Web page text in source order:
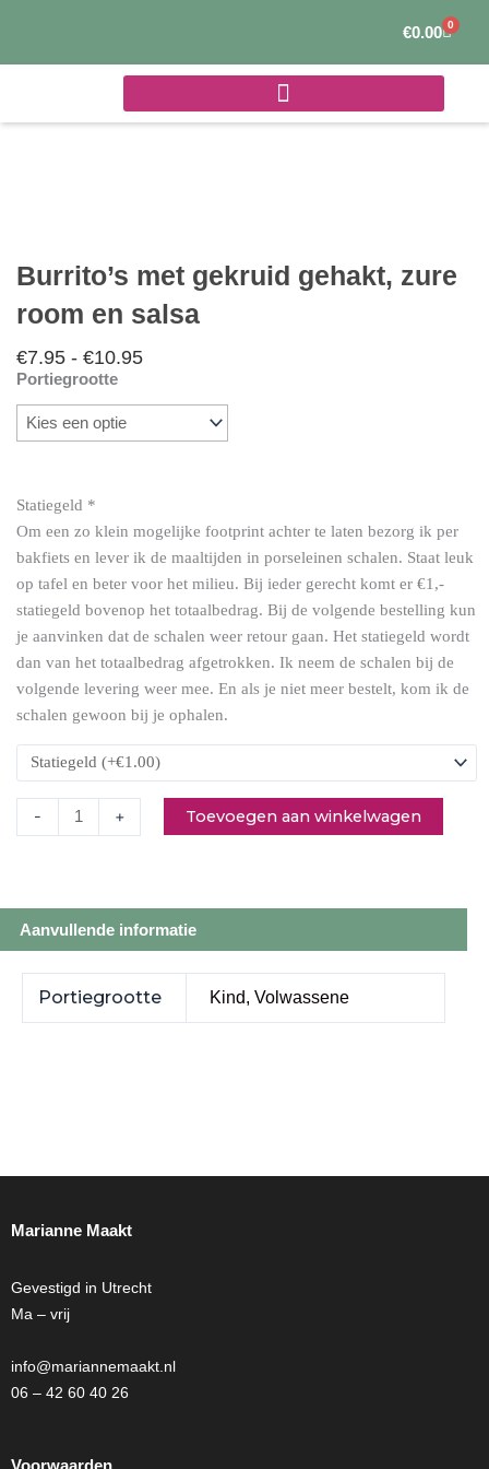
de
€0.00 0
Burrito’s met gekruid gehakt, zure
room en salsa
€7.95 - €10.95Prijsklasse:
€10.95
Portiegrootte
Statiegeld *
Om een zo klein mogelijke footprint achter te laten bezorg ik per
bakfiets en lever ik de maaltijden in porseleinen schalen. Staat leuk
op tafel en beter voor het milieu. Bij ieder gerecht komt er €1,-
statiegeld bovenop het totaalbedrag. Bij de volgende bestelling kun
je aanvinken dat de schalen weer retour gaan. Het statiegeld wordt
dan van het totaalbedrag afgetrokken. Ik neem de schalen bij de
volgende levering weer mee. En als je niet meer bestelt, kom ik de
schalen gewoon bij je ophalen.
-
Burrito's
met
zure
room
en
salsa
aantal
+ Toevoegen aan winkelwagen
Aanvullende informatie
Portiegrootte Kind, Volwassene
Marianne Maakt
Gevestigd in Utrecht
Ma – vrij
info@mariannemaakt.nl
06 – 42 60 40 26
Voorwaarden